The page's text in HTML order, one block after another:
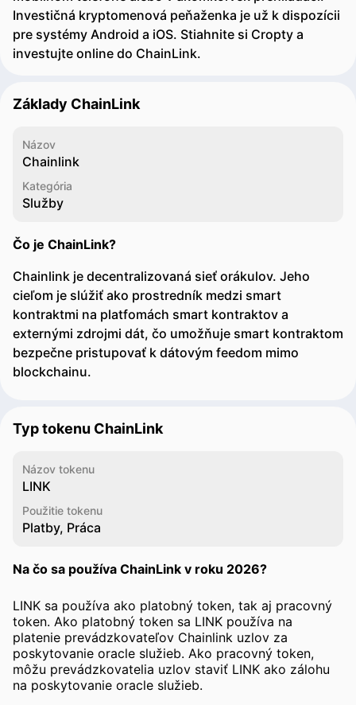
Investičná kryptomenová peňaženka je už k dispozícii
pre systémy Android a iOS. Stiahnite si Cropty a
investujte online do ChainLink.
Základy ChainLink
Názov
Chainlink
Kategória
Služby
Čo je ChainLink?
Chainlink je decentralizovaná sieť orákulov. Jeho
cieľom je slúžiť ako prostredník medzi smart
kontraktmi na platfomách smart kontraktov a
externými zdrojmi dát, čo umožňuje smart kontraktom
bezpečne pristupovať k dátovým feedom mimo
blockchainu.
Typ tokenu ChainLink
Názov tokenu
LINK
Použitie tokenu
Platby, Práca
Na čo sa používa ChainLink v roku 2026?
LINK sa používa ako platobný token, tak aj pracovný
token. Ako platobný token sa LINK používa na
platenie prevádzkovateľov Chainlink uzlov za
poskytovanie oracle služieb. Ako pracovný token,
môžu prevádzkovatelia uzlov staviť LINK ako zálohu
na poskytovanie oracle služieb.